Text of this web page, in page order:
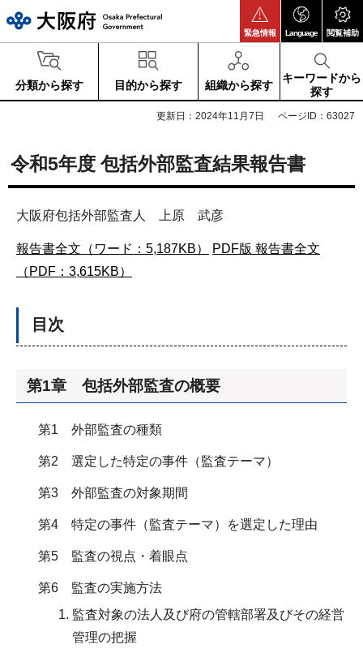
緊急情報 Language 閲覧補助
分類から探す 目的から探す 組織から探す
キーワードから
探す
更新日：2024年11月7日 ページID：63027
令和5年度 包括外部監査結果報告書
大阪府包括外部監査人 上原 武彦
報告書全文（ワード：5,187KB）
PDF版 報告書全文
（PDF：3,615KB）
目次
第1章 包括外部監査の概要
第1 外部監査の種類
第2 選定した特定の事件（監査テーマ）
第3 外部監査の対象期間
第4 特定の事件（監査テーマ）を選定した理由
第5 監査の視点・着眼点
第6 監査の実施方法
監査対象の法人及び府の管轄部署及びその経営
管理の把握